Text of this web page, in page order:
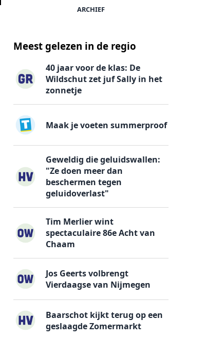
ARCHIEF
Meest gelezen in de regio
40 jaar voor de klas: De
Wildschut zet juf Sally in het
zonnetje
Maak je voeten summerproof
Geweldig die geluidswallen:
"Ze doen meer dan
beschermen tegen
geluidoverlast"
Tim Merlier wint
spectaculaire 86e Acht van
Chaam
Jos Geerts volbrengt
Vierdaagse van Nijmegen
Baarschot kijkt terug op een
geslaagde Zomermarkt